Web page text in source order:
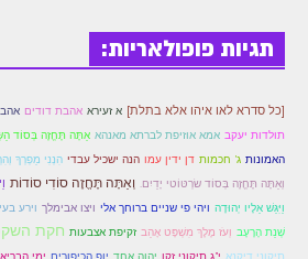
הזוהר הקדוש בא מתקדמים
הזוהר הקדוש בשלח מתקדמים
הזוהר הקדוש יתרו מתקדמים
משפטים מתחילים
תגיות פופולאריות:
[כל סדרא לאו איהו אלא בתלת] א זעירא אהבת דודים
תולדות יעקב אמא אוזיפת לברתא מאנהא אַתָּה תֶּחֱזֶה בְּסוֹד
האמונות ג' חכמות דן ידין עמו הנה ישכיל עבדי הִנְנִי מַפְרְךָ
וְאַתָּה תֶּחֱזֶה בְּסוֹד שׂרְטּוֹטי יָדַיִם. וְאַתָּה תֶּחֱזֶה סוֹדִי סוֹדוֹת
וַיִּגַּשׁ אֵלָיו יְהוּדָה ויהי פי שניים ברוחך אלי ויצו אבימלך וירע
שְׁנַת הָרָעָב וְעֹז מֶלֶךְ מִשְׁפָּט אָהֵב זקיפת אצבעות חקת
תיקוני דיקנא
ימי